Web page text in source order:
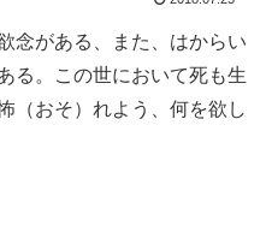
念がある、また、はからい
る。この世において死も生
（おそ）れよう、何を欲し